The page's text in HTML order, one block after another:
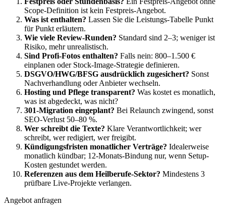
Scope-Definition ist kein Festpreis-Angebot.
Was ist enthalten? Lassen Sie die Leistungs-Tabelle Punkt
für Punkt erläutern.
Wie viele Review-Runden? Standard sind 2–3; weniger ist
Risiko, mehr unrealistisch.
Sind Profi-Fotos enthalten? Falls nein: 800–1.500 €
einplanen oder Stock-Image-Strategie definieren.
DSGVO/HWG/BFSG ausdrücklich zugesichert? Sonst
Nachverhandlung oder Anbieter wechseln.
Hosting und Pflege transparent? Was kostet es monatlich,
was ist abgedeckt, was nicht?
301-Migration eingeplant? Bei Relaunch zwingend, sonst
SEO-Verlust 50–80 %.
Wer schreibt die Texte? Klare Verantwortlichkeit; wer
schreibt, wer redigiert, wer freigibt.
Kündigungsfristen monatlicher Verträge? Idealerweise
monatlich kündbar; 12-Monats-Bindung nur, wenn Setup-
Kosten gestundet werden.
Referenzen aus dem Heilberufe-Sektor? Mindestens 3
prüfbare Live-Projekte verlangen.
Angebot anfragen